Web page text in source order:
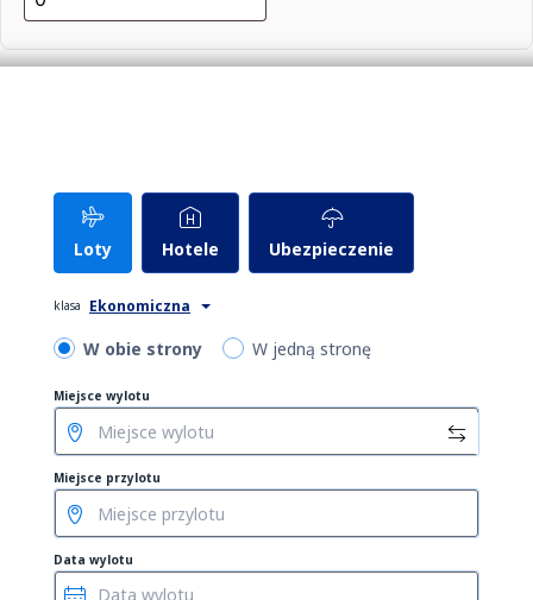
Loty Hotele Ubezpieczenie
klasa Ekonomiczna
W obie strony W jedną stronę
Miejsce wylotu
Miejsce przylotu
Data wylotu